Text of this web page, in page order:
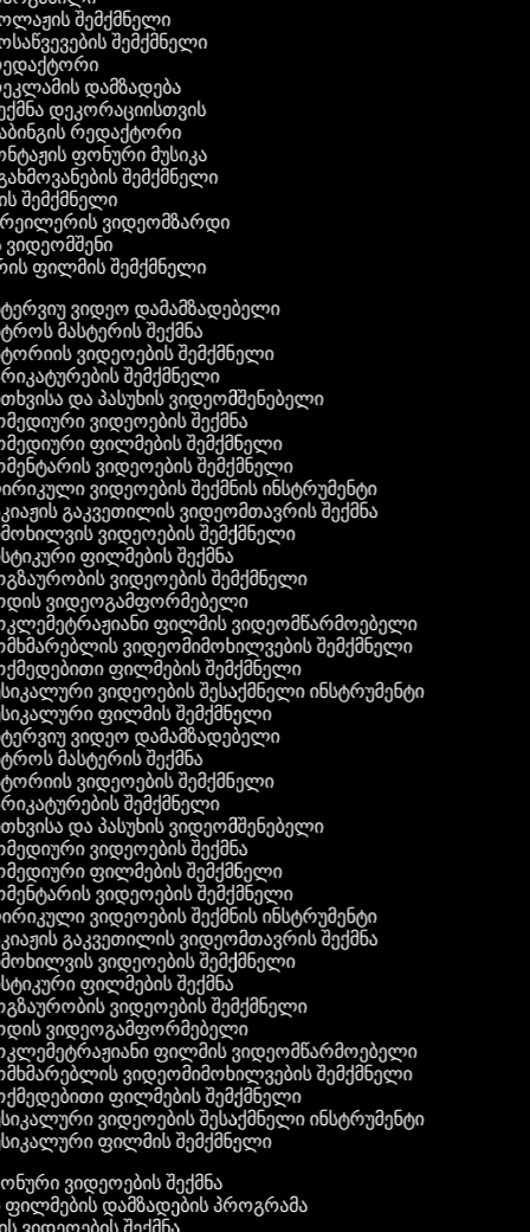
შემქმნელი
შემქმნელი
დამზადება
დეკორაციისთვის
რედაქტორი
ფონური მუსიკა
შემქმნელი
შემქმნელი
ვიდეომზარდი
ვიდეომშენი
ფილმის შემქმნელი
ვიდეო დამამზადებელი
მასტერის შექმნა
ვიდეოების შემქმნელი
შემქმნელი
და პასუხის ვიდეომშენებელი
ვიდეოების შექმნა
ფილმების შემქმნელი
ვიდეოების შემქმნელი
ვიდეოების შექმნის ინსტრუმენტი
გაკვეთილის ვიდეომთავრის შექმნა
ვიდეოების შემქმნელი
ფილმების შექმნა
ვიდეოების შემქმნელი
ვიდეოგამფორმებელი
ფილმის ვიდეომწარმოებელი
ვიდეომიმოხილვების შემქმნელი
ფილმების შემქმნელი
ვიდეოების შესაქმნელი ინსტრუმენტი
ფილმის შემქმნელი
ვიდეო დამამზადებელი
მასტერის შექმნა
ვიდეოების შემქმნელი
შემქმნელი
და პასუხის ვიდეომშენებელი
ვიდეოების შექმნა
ფილმების შემქმნელი
ვიდეოების შემქმნელი
ვიდეოების შექმნის ინსტრუმენტი
გაკვეთილის ვიდეომთავრის შექმნა
ვიდეოების შემქმნელი
ფილმების შექმნა
ვიდეოების შემქმნელი
ვიდეოგამფორმებელი
ფილმის ვიდეომწარმოებელი
ვიდეომიმოხილვების შემქმნელი
ფილმების შემქმნელი
ვიდეოების შესაქმნელი ინსტრუმენტი
ფილმის შემქმნელი
ვიდეოების შექმნა
ფილმების დამზადების პროგრამა